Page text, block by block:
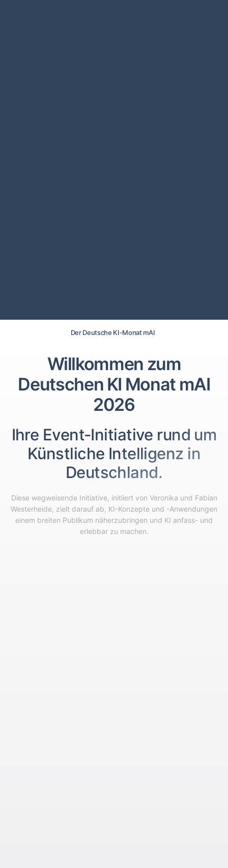
Der Deutsche KI-Monat mAI
Willkommen zum
Deutschen KI Monat mAI
2026
Ihre Event-Initiative rund um
Künstliche Intelligenz in
Deutschland.
Diese wegweisende Initiative, initiiert von Veronika und Fabian
Westerheide, zielt darauf ab, KI-Konzepte und -Anwendungen
einem breiten Publikum näherzubringen und KI anfass- und
erlebbar zu machen.